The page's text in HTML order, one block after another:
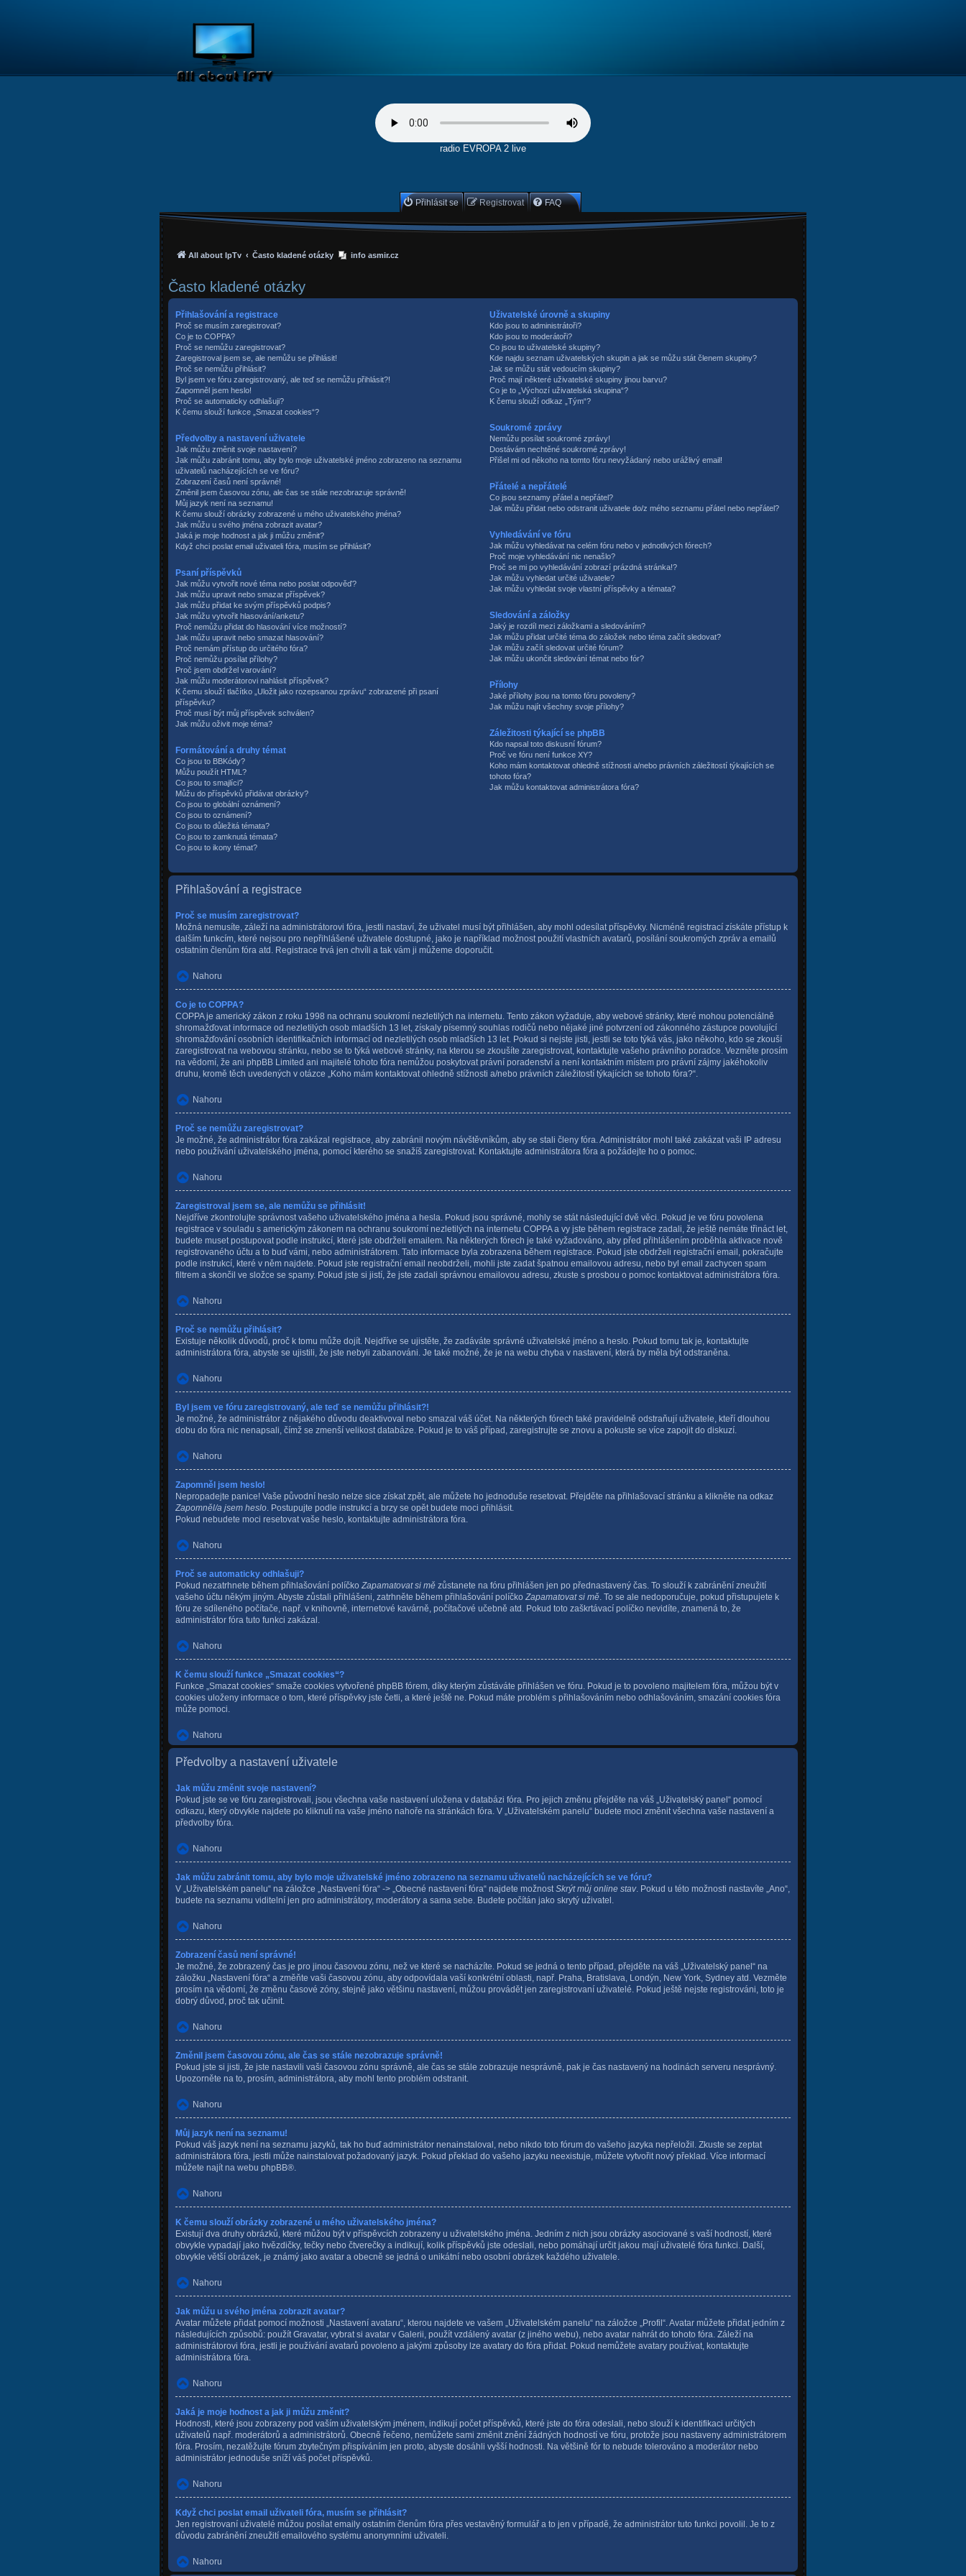
radio EVROPA 2 live
Přihlásit se Registrovat FAQ
All about IpTv Často kladené otázky info asmir.cz
Často kladené otázky
Přihlašování a registrace
Proč se musím zaregistrovat?
Co je to COPPA?
Proč se nemůžu zaregistrovat?
Zaregistroval jsem se, ale nemůžu se přihlásit!
Proč se nemůžu přihlásit?
Byl jsem ve fóru zaregistrovaný, ale teď se nemůžu přihlásit?!
Zapomněl jsem heslo!
Proč se automaticky odhlašuji?
K čemu slouží funkce „Smazat cookies“?
Předvolby a nastavení uživatele
Jak můžu změnit svoje nastavení?
Jak můžu zabránit tomu, aby bylo moje uživatelské jméno zobrazeno na seznamu
uživatelů nacházejících se ve fóru?
Zobrazení časů není správné!
Změnil jsem časovou zónu, ale čas se stále nezobrazuje správně!
Můj jazyk není na seznamu!
K čemu slouží obrázky zobrazené u mého uživatelského jména?
Jak můžu u svého jména zobrazit avatar?
Jaká je moje hodnost a jak ji můžu změnit?
Když chci poslat email uživateli fóra, musím se přihlásit?
Psaní příspěvků
Jak můžu vytvořit nové téma nebo poslat odpověď?
Jak můžu upravit nebo smazat příspěvek?
Jak můžu přidat ke svým příspěvků podpis?
Jak můžu vytvořit hlasování/anketu?
Proč nemůžu přidat do hlasování více možností?
Jak můžu upravit nebo smazat hlasování?
Proč nemám přístup do určitého fóra?
Proč nemůžu posílat přílohy?
Proč jsem obdržel varování?
Jak můžu moderátorovi nahlásit příspěvek?
K čemu slouží tlačítko „Uložit jako rozepsanou zprávu“ zobrazené při psaní
příspěvku?
Proč musí být můj příspěvek schválen?
Jak můžu oživit moje téma?
Formátování a druhy témat
Co jsou to BBKódy?
Můžu použít HTML?
Co jsou to smajlíci?
Můžu do příspěvků přidávat obrázky?
Co jsou to globální oznámení?
Co jsou to oznámení?
Co jsou to důležitá témata?
Co jsou to zamknutá témata?
Co jsou to ikony témat?
Uživatelské úrovně a skupiny
Kdo jsou to administrátoři?
Kdo jsou to moderátoři?
Co jsou to uživatelské skupiny?
Kde najdu seznam uživatelských skupin a jak se můžu stát členem skupiny?
Jak se můžu stát vedoucím skupiny?
Proč mají některé uživatelské skupiny jinou barvu?
Co je to „Výchozí uživatelská skupina“?
K čemu slouží odkaz „Tým“?
Soukromé zprávy
Nemůžu posílat soukromé zprávy!
Dostávám nechtěné soukromé zprávy!
Přišel mi od někoho na tomto fóru nevyžádaný nebo urážlivý email!
Přátelé a nepřátelé
Co jsou seznamy přátel a nepřátel?
Jak můžu přidat nebo odstranit uživatele do/z mého seznamu přátel nebo nepřátel?
Vyhledávání ve fóru
Jak můžu vyhledávat na celém fóru nebo v jednotlivých fórech?
Proč moje vyhledávání nic nenašlo?
Proč se mi po vyhledávání zobrazí prázdná stránka!?
Jak můžu vyhledat určité uživatele?
Jak můžu vyhledat svoje vlastní příspěvky a témata?
Sledování a záložky
Jaký je rozdíl mezi záložkami a sledováním?
Jak můžu přidat určité téma do záložek nebo téma začít sledovat?
Jak můžu začít sledovat určité fórum?
Jak můžu ukončit sledování témat nebo fór?
Přílohy
Jaké přílohy jsou na tomto fóru povoleny?
Jak můžu najít všechny svoje přílohy?
Záležitosti týkající se phpBB
Kdo napsal toto diskusní fórum?
Proč ve fóru není funkce XY?
Koho mám kontaktovat ohledně stížnosti a/nebo právních záležitostí týkajících se
tohoto fóra?
Jak můžu kontaktovat administrátora fóra?
Přihlašování a registrace
Proč se musím zaregistrovat?
Možná nemusíte, záleží na administrátorovi fóra, jestli nastaví, že uživatel musí být přihlášen, aby mohl odesílat příspěvky. Nicméně registrací získáte přístup k
dalším funkcím, které nejsou pro nepřihlášené uživatele dostupné, jako je například možnost použití vlastních avatarů, posílání soukromých zpráv a emailů
ostatním členům fóra atd. Registrace trvá jen chvíli a tak vám ji můžeme doporučit.
Nahoru
Co je to COPPA?
COPPA je americký zákon z roku 1998 na ochranu soukromí nezletilých na internetu. Tento zákon vyžaduje, aby webové stránky, které mohou potenciálně
shromažďovat informace od nezletilých osob mladších 13 let, získaly písemný souhlas rodičů nebo nějaké jiné potvrzení od zákonného zástupce povolující
shromažďování osobních identifikačních informací od nezletilých osob mladších 13 let. Pokud si nejste jisti, jestli se toto týká vás, jako někoho, kdo se zkouší
zaregistrovat na webovou stránku, nebo se to týká webové stránky, na kterou se zkoušíte zaregistrovat, kontaktujte vašeho právního poradce. Vezměte prosím
na vědomí, že ani phpBB Limited ani majitelé tohoto fóra nemůžou poskytovat právní poradenství a není kontaktním místem pro právní zájmy jakéhokoliv
druhu, kromě těch uvedených v otázce „Koho mám kontaktovat ohledně stížnosti a/nebo právních záležitostí týkajících se tohoto fóra?“.
Nahoru
Proč se nemůžu zaregistrovat?
Je možné, že administrátor fóra zakázal registrace, aby zabránil novým návštěvníkům, aby se stali členy fóra. Administrátor mohl také zakázat vaši IP adresu
nebo používání uživatelského jména, pomocí kterého se snažíš zaregistrovat. Kontaktujte administrátora fóra a požádejte ho o pomoc.
Nahoru
Zaregistroval jsem se, ale nemůžu se přihlásit!
Nejdříve zkontrolujte správnost vašeho uživatelského jména a hesla. Pokud jsou správné, mohly se stát následující dvě věci. Pokud je ve fóru povolena
registrace v souladu s americkým zákonem na ochranu soukromí nezletilých na internetu COPPA a vy jste během registrace zadali, že ještě nemáte třináct let,
budete muset postupovat podle instrukcí, které jste obdrželi emailem. Na některých fórech je také vyžadováno, aby před přihlášením proběhla aktivace nově
registrovaného účtu a to buď vámi, nebo administrátorem. Tato informace byla zobrazena během registrace. Pokud jste obdrželi registrační email, pokračujte
podle instrukcí, které v něm najdete. Pokud jste registrační email neobdrželi, mohli jste zadat špatnou emailovou adresu, nebo byl email zachycen spam
filtrem a skončil ve složce se spamy. Pokud jste si jistí, že jste zadali správnou emailovou adresu, zkuste s prosbou o pomoc kontaktovat administrátora fóra.
Nahoru
Proč se nemůžu přihlásit?
Existuje několik důvodů, proč k tomu může dojít. Nejdříve se ujistěte, že zadáváte správné uživatelské jméno a heslo. Pokud tomu tak je, kontaktujte
administrátora fóra, abyste se ujistili, že jste nebyli zabanováni. Je také možné, že je na webu chyba v nastavení, která by měla být odstraněna.
Nahoru
Byl jsem ve fóru zaregistrovaný, ale teď se nemůžu přihlásit?!
Je možné, že administrátor z nějakého důvodu deaktivoval nebo smazal váš účet. Na některých fórech také pravidelně odstraňují uživatele, kteří dlouhou
dobu do fóra nic nenapsali, čímž se zmenší velikost databáze. Pokud je to váš případ, zaregistrujte se znovu a pokuste se více zapojit do diskuzí.
Nahoru
Zapomněl jsem heslo!
Nepropadejte panice! Vaše původní heslo nelze sice získat zpět, ale můžete ho jednoduše resetovat. Přejděte na přihlašovací stránku a klikněte na odkaz
Zapomněl/a jsem heslo . Postupujte podle instrukcí a brzy se opět budete moci přihlásit.
Pokud nebudete moci resetovat vaše heslo, kontaktujte administrátora fóra.
Nahoru
Proč se automaticky odhlašuji?
Pokud nezatrhnete během přihlašování políčko Zapamatovat si mě zůstanete na fóru přihlášen jen po přednastavený čas. To slouží k zabránění zneužití
vašeho účtu někým jiným. Abyste zůstali přihlášeni, zatrhněte během přihlašování políčko Zapamatovat si mě . To se ale nedoporučuje, pokud přistupujete k
fóru ze sdíleného počítače, např. v knihovně, internetové kavárně, počítačové učebně atd. Pokud toto zaškrtávací políčko nevidíte, znamená to, že
administrátor fóra tuto funkci zakázal.
Nahoru
K čemu slouží funkce „Smazat cookies“?
Funkce „Smazat cookies“ smaže cookies vytvořené phpBB fórem, díky kterým zůstáváte přihlášen ve fóru. Pokud je to povoleno majitelem fóra, můžou být v
cookies uloženy informace o tom, které příspěvky jste četli, a které ještě ne. Pokud máte problém s přihlašováním nebo odhlašováním, smazání cookies fóra
může pomoci.
Nahoru
Předvolby a nastavení uživatele
Jak můžu změnit svoje nastavení?
Pokud jste se ve fóru zaregistrovali, jsou všechna vaše nastavení uložena v databázi fóra. Pro jejich změnu přejděte na váš „Uživatelský panel“ pomocí
odkazu, který obvykle najdete po kliknutí na vaše jméno nahoře na stránkách fóra. V „Uživatelském panelu“ budete moci změnit všechna vaše nastavení a
předvolby fóra.
Nahoru
Jak můžu zabránit tomu, aby bylo moje uživatelské jméno zobrazeno na seznamu uživatelů nacházejících se ve fóru?
V „Uživatelském panelu“ na záložce „Nastavení fóra“ -> „Obecné nastavení fóra“ najdete možnost Skrýt můj online stav. Pokud u této možnosti nastavíte „Ano“,
budete na seznamu viditelní jen pro administrátory, moderátory a sama sebe. Budete počítán jako skrytý uživatel.
Nahoru
Zobrazení časů není správné!
Je možné, že zobrazený čas je pro jinou časovou zónu, než ve které se nacházíte. Pokud se jedná o tento případ, přejděte na váš „Uživatelský panel“ na
záložku „Nastavení fóra“ a změňte vaši časovou zónu, aby odpovídala vaší konkrétní oblasti, např. Praha, Bratislava, Londýn, New York, Sydney atd. Vezměte
prosím na vědomí, že změnu časové zóny, stejně jako většinu nastavení, můžou provádět jen zaregistrovaní uživatelé. Pokud ještě nejste registrováni, toto je
dobrý důvod, proč tak učinit.
Nahoru
Změnil jsem časovou zónu, ale čas se stále nezobrazuje správně!
Pokud jste si jisti, že jste nastavili vaši časovou zónu správně, ale čas se stále zobrazuje nesprávně, pak je čas nastavený na hodinách serveru nesprávný.
Upozorněte na to, prosím, administrátora, aby mohl tento problém odstranit.
Nahoru
Můj jazyk není na seznamu!
Pokud váš jazyk není na seznamu jazyků, tak ho buď administrátor nenainstaloval, nebo nikdo toto fórum do vašeho jazyka nepřeložil. Zkuste se zeptat
administrátora fóra, jestli může nainstalovat požadovaný jazyk. Pokud překlad do vašeho jazyku neexistuje, můžete vytvořit nový překlad. Více informací
můžete najít na webu phpBB®.
Nahoru
K čemu slouží obrázky zobrazené u mého uživatelského jména?
Existují dva druhy obrázků, které můžou být v příspěvcích zobrazeny u uživatelského jména. Jedním z nich jsou obrázky asociované s vaší hodností, které
obvykle vypadají jako hvězdičky, tečky nebo čtverečky a indikují, kolik příspěvků jste odeslali, nebo pomáhají určit jakou mají uživatelé fóra funkci. Další,
obvykle větší obrázek, je známý jako avatar a obecně se jedná o unikátní nebo osobní obrázek každého uživatele.
Nahoru
Jak můžu u svého jména zobrazit avatar?
Avatar můžete přidat pomocí možnosti „Nastavení avataru“, kterou najdete ve vašem „Uživatelském panelu“ na záložce „Profil“. Avatar můžete přidat jedním z
následujících způsobů: použít Gravatar, vybrat si avatar v Galerii, použít vzdálený avatar (z jiného webu), nebo avatar nahrát do tohoto fóra. Záleží na
administrátorovi fóra, jestli je používání avatarů povoleno a jakými způsoby lze avatary do fóra přidat. Pokud nemůžete avatary používat, kontaktujte
administrátora fóra.
Nahoru
Jaká je moje hodnost a jak ji můžu změnit?
Hodnosti, které jsou zobrazeny pod vaším uživatelským jménem, indikují počet příspěvků, které jste do fóra odeslali, nebo slouží k identifikaci určitých
uživatelů např. moderátorů a administrátorů. Obecně řečeno, nemůžete sami změnit znění žádných hodností ve fóru, protože jsou nastaveny administrátorem
fóra. Prosím, nezatěžujte fórum zbytečným přispíváním jen proto, abyste dosáhli vyšší hodnosti. Na většině fór to nebude tolerováno a moderátor nebo
administrátor jednoduše sníží váš počet příspěvků.
Nahoru
Když chci poslat email uživateli fóra, musím se přihlásit?
Jen registrovaní uživatelé můžou posílat emaily ostatním členům fóra přes vestavěný formulář a to jen v případě, že administrátor tuto funkci povolil. Je to z
důvodu zabránění zneužití emailového systému anonymními uživateli.
Nahoru